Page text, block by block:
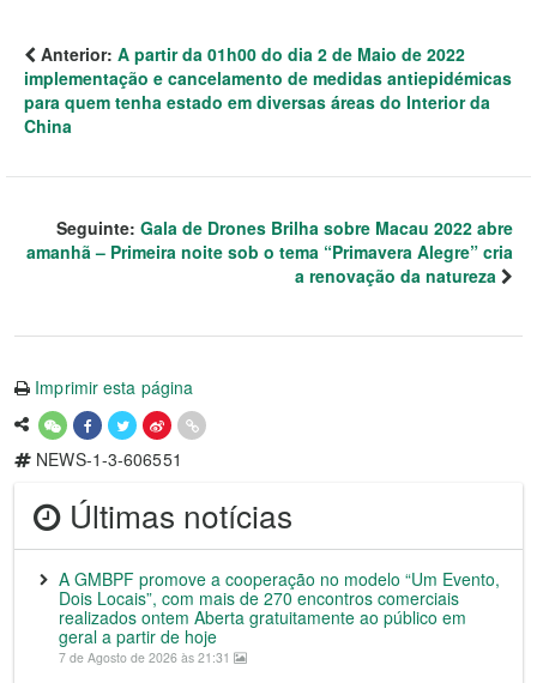
Anterior: A partir da 01h00 do dia 2 de Maio de 2022
implementação e cancelamento de medidas antiepidémicas
para quem tenha estado em diversas áreas do Interior da
China
Seguinte: Gala de Drones Brilha sobre Macau 2022 abre
amanhã – Primeira noite sob o tema “Primavera Alegre” cria
a renovação da natureza
Imprimir esta página
NEWS-1-3-606551
Últimas notícias
A GMBPF promove a cooperação no modelo “Um Evento,
Dois Locais”, com mais de 270 encontros comerciais
realizados ontem Aberta gratuitamente ao público em
geral a partir de hoje
7 de Agosto de 2026 às 21:31